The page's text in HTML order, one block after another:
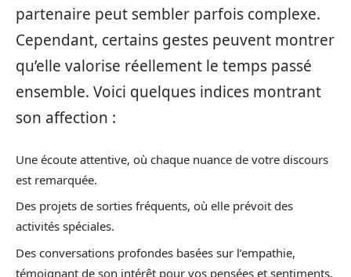
partenaire peut sembler parfois complexe.
Cependant, certains gestes peuvent montrer
qu’elle valorise réellement le temps passé
ensemble. Voici quelques indices montrant
son affection :
Une écoute attentive, où chaque nuance de votre discours
est remarquée.
Des projets de sorties fréquents, où elle prévoit des
activités spéciales.
Des conversations profondes basées sur l’empathie,
témoignant de son intérêt pour vos pensées et sentiments.